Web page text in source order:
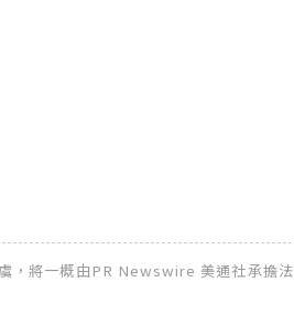
，將一概由PR Newswire 美通社承擔法